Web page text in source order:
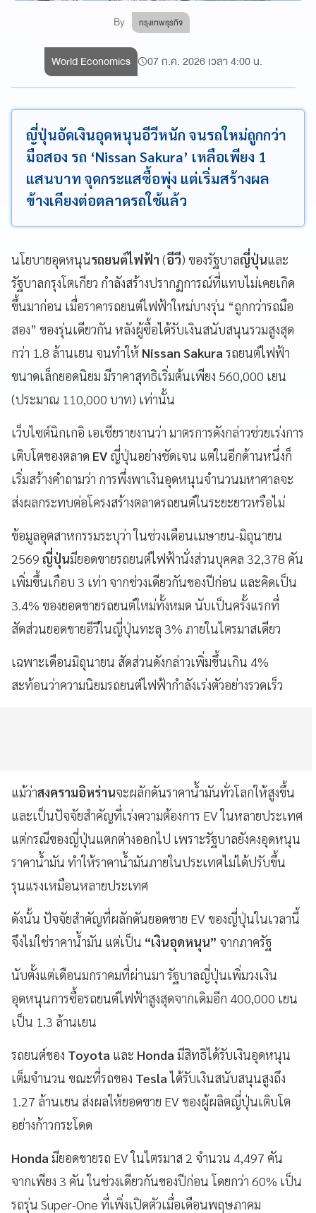
By กรุงเทพธุรกิจ
World Economics 07 ก.ค. 2026 เวลา 4:00 น.
ญี่ปุ่นอัดเงินอุดหนุนอีวีหนัก จนรถใหม่ถูกกว่า
มือสอง รถ ‘Nissan Sakura’ เหลือเพียง 1
แสนบาท จุดกระแสซื้อพุ่ง แต่เริ่มสร้างผล
ข้างเคียงต่อตลาดรถใช้แล้ว
นโยบายอุดหนุนรถยนต์ไฟฟ้า (อีวี) ของรัฐบาลญี่ปุ่นและ
รัฐบาลกรุงโตเกียว กำลังสร้างปรากฏการณ์ที่แทบไม่เคยเกิด
ขึ้นมาก่อน เมื่อราคารถยนต์ไฟฟ้าใหม่บางรุ่น “ถูกกว่ารถมือ
สอง” ของรุ่นเดียวกัน หลังผู้ซื้อได้รับเงินสนับสนุนรวมสูงสุด
กว่า 1.8 ล้านเยน จนทำให้ Nissan Sakura รถยนต์ไฟฟ้า
ขนาดเล็กยอดนิยม มีราคาสุทธิเริ่มต้นเพียง 560,000 เยน
(ประมาณ 110,000 บาท) เท่านั้น
เว็บไซต์นิกเกอิ เอเชียรายงานว่า มาตรการดังกล่าวช่วยเร่งการ
เติบโตของตลาด EV ญี่ปุ่นอย่างชัดเจน แต่ในอีกด้านหนึ่งก็
เริ่มสร้างคำถามว่า การพึ่งพาเงินอุดหนุนจำนวนมหาศาลจะ
ส่งผลกระทบต่อโครงสร้างตลาดรถยนต์ในระยะยาวหรือไม่
ข้อมูลอุตสาหกรรมระบุว่า ในช่วงเดือนเมษายน-มิถุนายน
2569 ญี่ปุ่นมียอดขายรถยนต์ไฟฟ้านั่งส่วนบุคคล 32,378 คัน
เพิ่มขึ้นเกือบ 3 เท่า จากช่วงเดียวกันของปีก่อน และคิดเป็น
3.4% ของยอดขายรถยนต์ใหม่ทั้งหมด นับเป็นครั้งแรกที่
สัดส่วนยอดขายอีวีในญี่ปุ่นทะลุ 3% ภายในไตรมาสเดียว
เฉพาะเดือนมิถุนายน สัดส่วนดังกล่าวเพิ่มขึ้นเกิน 4%
สะท้อนว่าความนิยมรถยนต์ไฟฟ้ากำลังเร่งตัวอย่างรวดเร็ว
แม้ว่าสงครามอิหร่านจะผลักดันราคาน้ำมันทั่วโลกให้สูงขึ้น
และเป็นปัจจัยสำคัญที่เร่งความต้องการ EV ในหลายประเทศ
แต่กรณีของญี่ปุ่นแตกต่างออกไป เพราะรัฐบาลยังคงอุดหนุน
ราคาน้ำมัน ทำให้ราคาน้ำมันภายในประเทศไม่ได้ปรับขึ้น
รุนแรงเหมือนหลายประเทศ
ดังนั้น ปัจจัยสำคัญที่ผลักดันยอดขาย EV ของญี่ปุ่นในเวลานี้
จึงไม่ใช่ราคาน้ำมัน แต่เป็น “เงินอุดหนุน” จากภาครัฐ
นับตั้งแต่เดือนมกราคมที่ผ่านมา รัฐบาลญี่ปุ่นเพิ่มวงเงิน
อุดหนุนการซื้อรถยนต์ไฟฟ้าสูงสุดจากเดิมอีก 400,000 เยน
เป็น 1.3 ล้านเยน
รถยนต์ของ Toyota และ Honda มีสิทธิได้รับเงินอุดหนุน
เต็มจำนวน ขณะที่รถของ Teslaได้รับเงินสนับสนุนสูงถึง
1.27 ล้านเยน ส่งผลให้ยอดขาย EV ของผู้ผลิตญี่ปุ่นเติบโต
อย่างก้าวกระโดด
Honda มียอดขายรถ EV ในไตรมาส 2 จำนวน 4,497 คัน
จากเพียง 3 คัน ในช่วงเดียวกันของปีก่อน โดยกว่า 60% เป็น
รถรุ่น Super-One ที่เพิ่งเปิดตัวเมื่อเดือนพฤษภาคม